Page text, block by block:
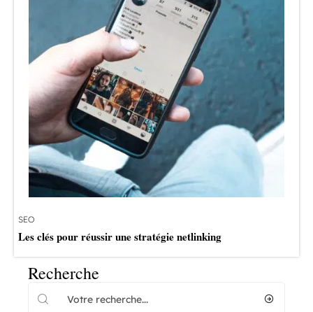
SEO
Les clés pour réussir une stratégie netlinking
Recherche